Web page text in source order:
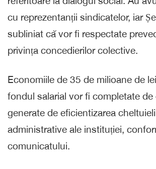
cu reprezentanții sindicatelor, iar
subliniat că vor fi respectate
privința concedierilor colective.
Economiile de 35 de milioane de
fondul salarial vor fi completate de
generate de eficientizarea
administrative ale instituției,
comunicatului.